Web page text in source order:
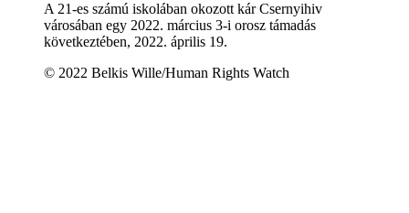
A 21-es számú iskolában okozott kár Csernyihiv
városában egy 2022. március 3-i orosz támadás
következtében, 2022. április 19.
© 2022 Belkis Wille/Human Rights Watch